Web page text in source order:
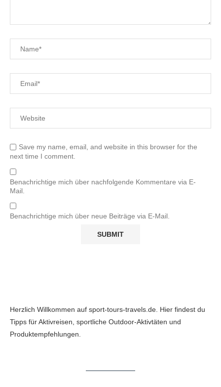
Save my name, email, and website in this browser for the
next time I comment.
Benachrichtige mich über nachfolgende Kommentare via E-
Mail.
Benachrichtige mich über neue Beiträge via E-Mail.
Herzlich Willkommen auf sport-tours-travels.de. Hier findest du
Tipps für Aktivreisen, sportliche Outdoor-Aktivtäten und
Produktempfehlungen.